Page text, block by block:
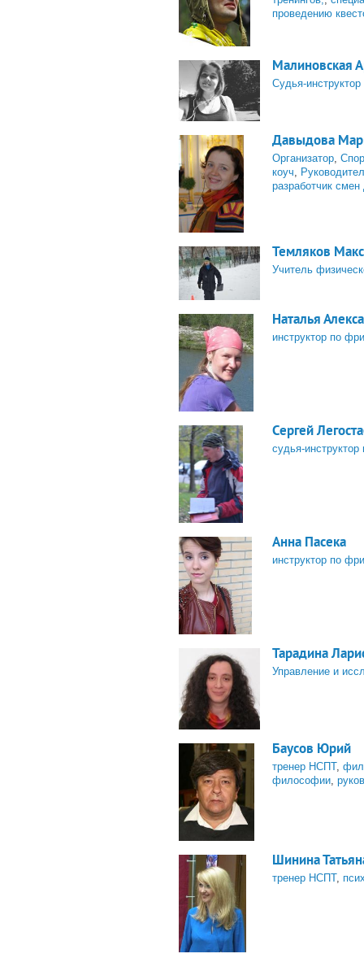
проведению
Малиновская
Судья-
Давыдова
Организатор,
коуч
разработчик смен
Темляков
Учитель
Наталья
инструктор по
Сергей
судья-
Анна Пасека
инструктор по
Тарадина
Управление и
Баусов Юрий
тренер НСПТ,
философии,
Шинина
тренер НСПТ,